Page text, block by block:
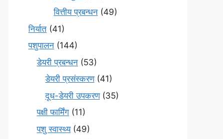
वित्तीय प्रबन्धन (49)
निर्यात (41)
पशुपालन (144)
डेयरी प्रबन्धन (53)
डेयरी प्रसंस्करण(41)
दूध-डेयरी उपकरण(35)
पक्षी फार्मिंग (11)
पशु स्वास्थ्य(49)